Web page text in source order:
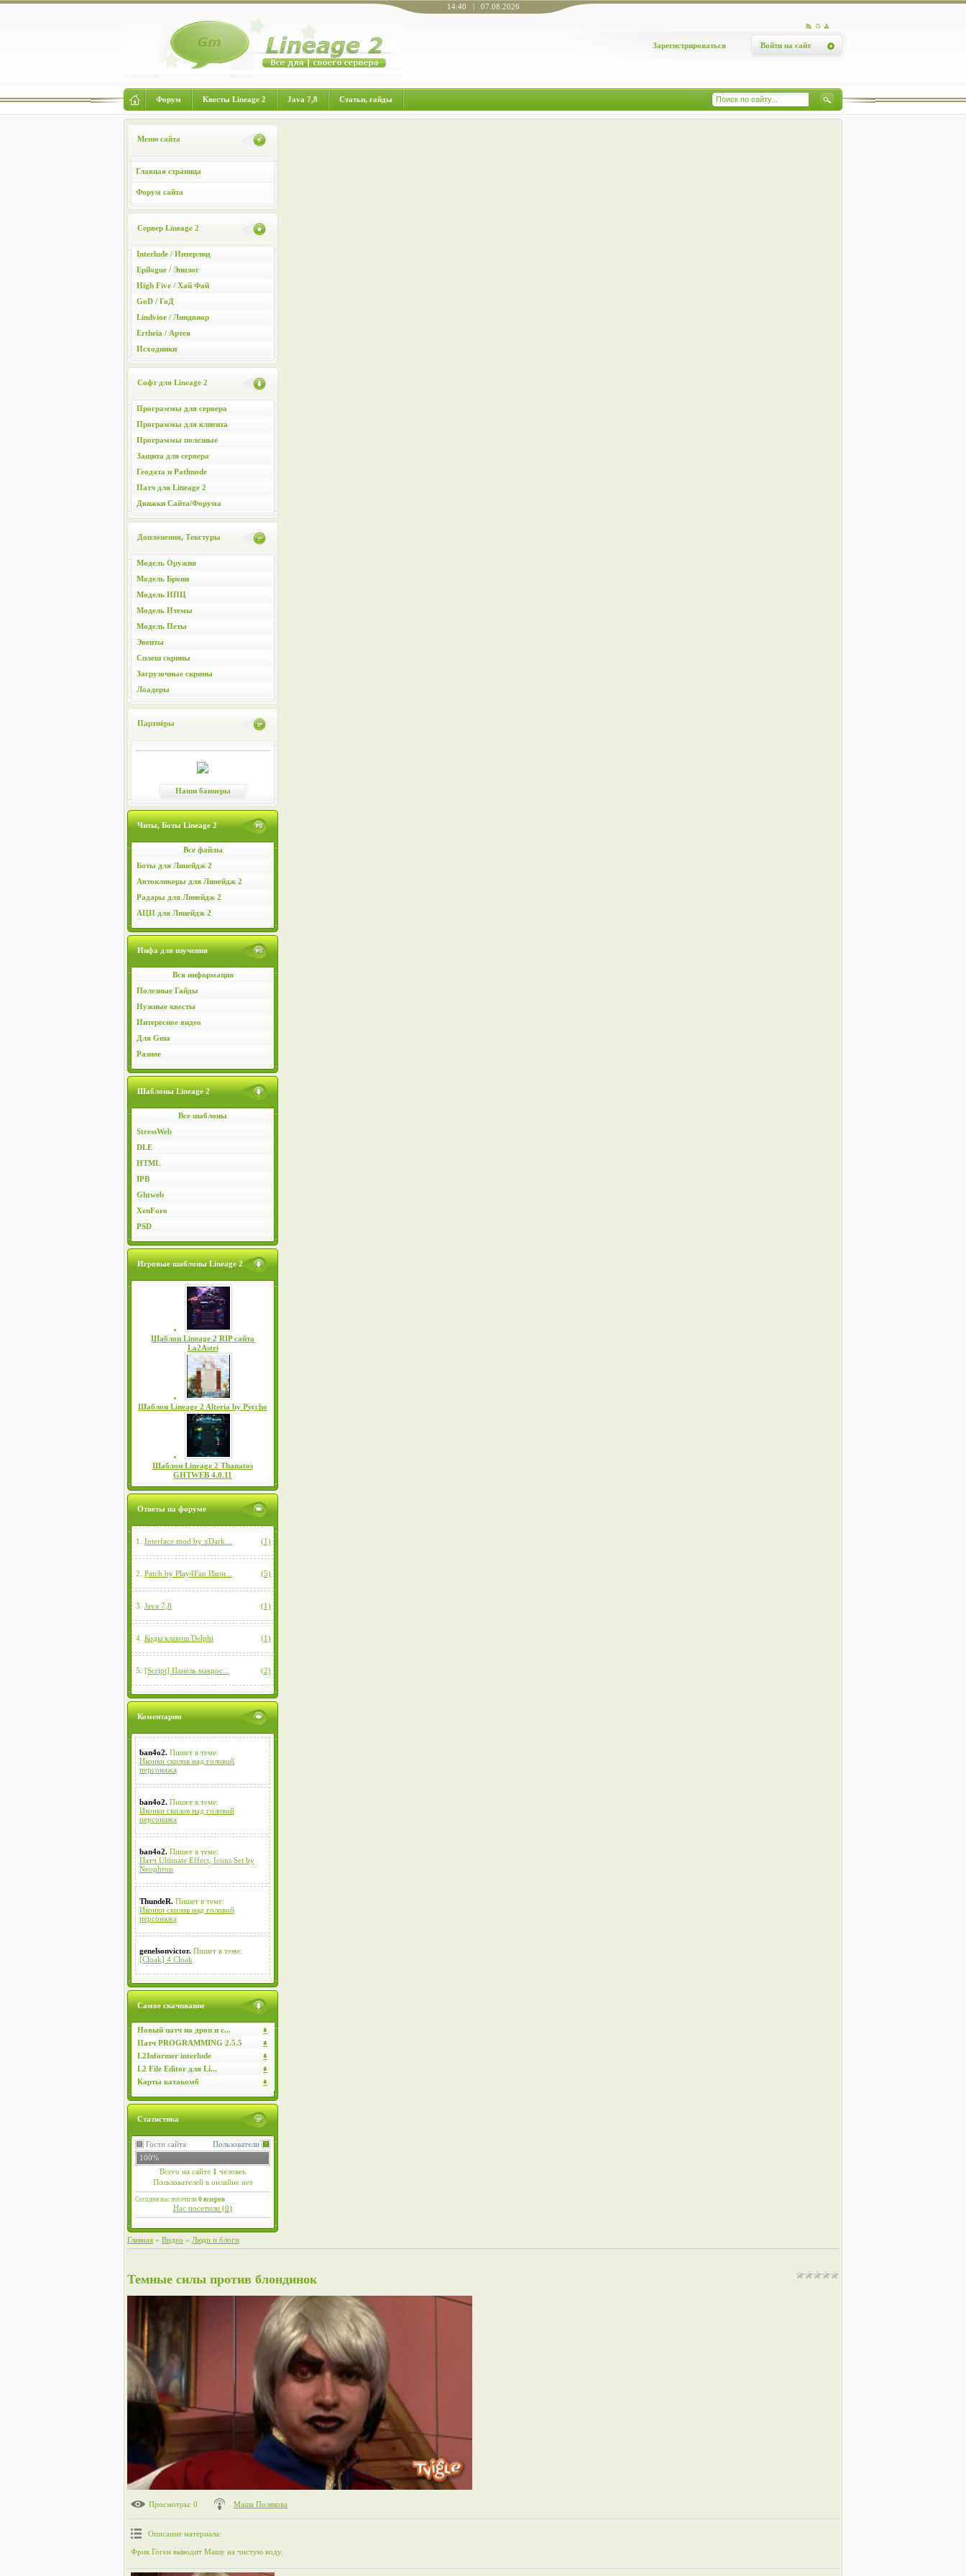
14:40 | 07.08.2026
Войти на сайт
Зарегистрироваться
Форум Квесты Lineage 2 Java 7,8 Статьи, гайды
Меню сайта
Главная страница
Форум сайта
Сервер Lineage 2
Interlude / Интерлюд
Epilogue / Эпилог
High Five / Хай Фай
GoD / ГоД
Lindvior / Линдвиор
Ertheia / Артея
Исходники
Софт для Lineage 2
Программы для сервера
Программы для клиента
Программы полезные
Защита для сервера
Геодата и Pathnode
Патч для Lineage 2
Движки Сайта/Форума
Доплонения, Текстуры
Модель Оружия
Модель Брони
Модель НПЦ
Модель Итемы
Модель Петы
Эвенты
Сплеш скрины
Загрузочные скрины
Лоадеры
Партнёры
Наши баннеры
Читы, Боты Lineage 2
Все файлы
Боты для Линейдж 2
Автокликеры для Линейдж 2
Радары для Линейдж 2
АЦП для Линейдж 2
Инфа для изучения
Вся информация
Полезные Гайды
Нужные квесты
Интересное видео
Для Gma
Разное
Шаблоны Lineage 2
Все шаблоны
StressWeb
DLE
HTML
IPB
Ghtweb
XenForo
PSD
Игровые шаблоны Lineage 2
Шаблон Lineage 2 RIP сайта
La2Astri
Шаблон Lineage 2 Alteria by Psycho
Шаблон Lineage 2 Thanatos
GHTWEB 4.0.11
Ответы на форуме
1. Interface mod by xDark... (1)
2. Patch by Play4Fan Икон... (5)
3. Java 7,8 (1)
4. Коды клавиш Delphi (1)
5. [Script] Панель макрос... (2)
Коментарии
ban4o2. Пишет в теме:
Иконки скилов над головой
персонажа
ban4o2. Пишет в теме:
Иконки скилов над головой
персонажа
ban4o2. Пишет в теме:
Патч Ultimate Effect, Icons Set by
Neophron
ThundeR. Пишет в теме:
Иконки скилов над головой
персонажа
genelsonvictor. Пишет в теме:
[Cloak] 4 Cloak
Самое скачивание
Новый патч на дроп и с...
Патч PROGRAMMING 2.5.5
L2Informer interlude
L2 File Editor для Li...
Карты катакомб
Статистика
Пользователи
Гости сайта
100%
Всего на сайте 1 человек
Пользователей в онлайне нет
Сегодня нас посетили 0 юзеров
Нас посетили (0)
Главная » Видео » Люди и блоги
Темные силы против блондинок
Просмотры: 0 Маша Полякова
Описание материала:
Фрик Гоген выводит Машу на чистую воду.